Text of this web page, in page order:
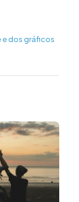
e dos gráficos